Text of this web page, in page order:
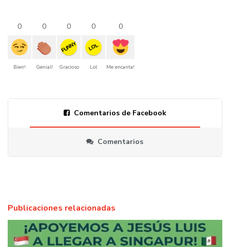
0
Bien!
0
Genial!
0
FUNNY
Gracioso
0
LOL
Lol
0
Me encanta!
Comentarios de Facebook
Comentarios
Publicaciones relacionadas